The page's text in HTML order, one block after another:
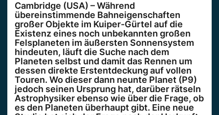
Cambridge (USA) – Während
übereinstimmende Bahneigenschaften
großer Objekte im Kuiper-Gürtel auf die
Existenz eines noch unbekannten großen
Felsplaneten im äußersten Sonnensystem
hindeuten, läuft die Suche nach dem
Planeten selbst und damit das Rennen um
dessen direkte Erstentdeckung auf vollen
Touren. Wo dieser dann neunte Planet (P9)
jedoch seinen Ursprung hat, darüber rätseln
Astrophysiker ebenso wie über die Frage, ob
es den Planeten überhaupt gibt. Eine neue